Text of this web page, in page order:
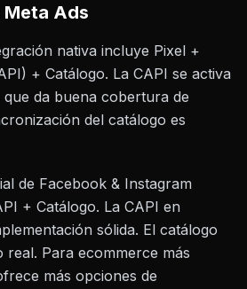
Ads
nativa incluye Pixel +
+ Catálogo. La CAPI se activa
da buena cobertura de
del catálogo es
de Facebook & Instagram
+ Catálogo. La CAPI en
sólida. El catálogo
real. Para ecommerce más
más opciones de